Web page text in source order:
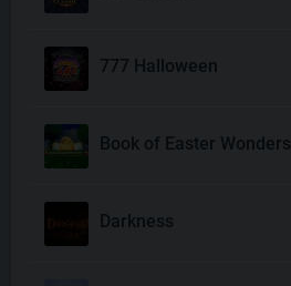
777 Halloween
Book of Easter Wonders
Darkness